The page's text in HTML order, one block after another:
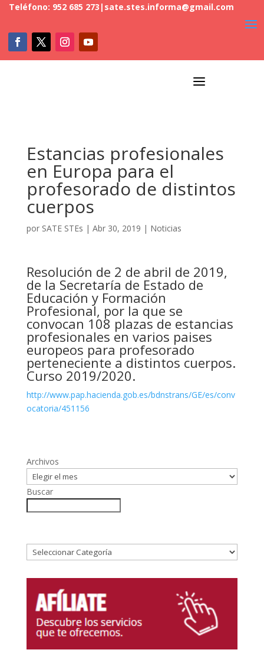
Teléfono: 952 685 273 | sate.stes.informa@gmail.com
a
Estancias profesionales
en Europa para el
profesorado de distintos
cuerpos
por SATE STEs | Abr 30, 2019 | Noticias
Resolución de 2 de abril de 2019,
de la Secretaría de Estado de
Educación y Formación
Profesional, por la que se
convocan 108 plazas de estancias
profesionales en varios paises
europeos para profesorado
perteneciente a distintos cuerpos.
Curso 2019/2020.
http://www.pap.hacienda.gob.es/bdnstrans/GE/es/conv
ocatoria/451156
Archivos
Buscar